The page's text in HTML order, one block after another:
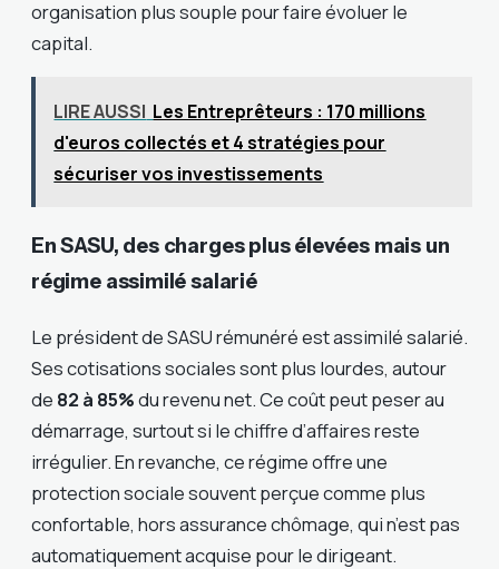
organisation plus souple pour faire évoluer le
capital.
LIRE AUSSI Les Entreprêteurs : 170 millions
d'euros collectés et 4 stratégies pour
sécuriser vos investissements
En SASU, des charges plus élevées mais un
régime assimilé salarié
Le président de SASU rémunéré est assimilé salarié.
Ses cotisations sociales sont plus lourdes, autour
de 82 à 85%du revenu net. Ce coût peut peser au
démarrage, surtout si le chiffre d’affaires reste
irrégulier. En revanche, ce régime offre une
protection sociale souvent perçue comme plus
confortable, hors assurance chômage, qui n’est pas
automatiquement acquise pour le dirigeant.